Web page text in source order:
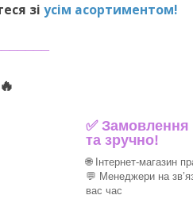
зі усім асортиментом!
✅
та зручно!
🌐 Інтернет-магазин
💬 Менеджери на
вас час